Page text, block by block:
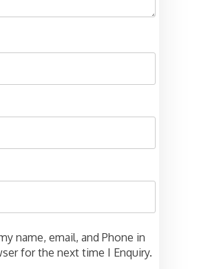
name, email, and Phone in
for the next time I Enquiry.